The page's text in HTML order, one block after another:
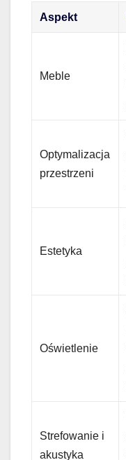
Aspekt
Meble
Optymalizacja
przestrzeni
Estetyka
Oświetlenie
Strefowanie i
akustyka